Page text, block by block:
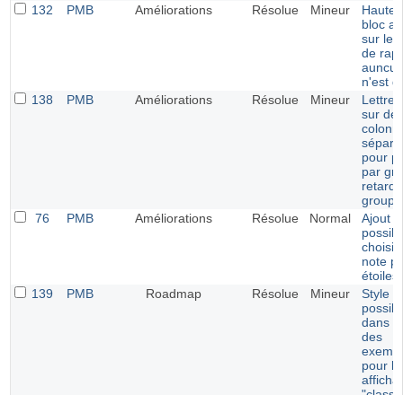
132
PMB Améliorations Résolue Mineur
bloc
sur les
de
n'est
138
PMB Améliorations Résolue Mineur
Lettre
sur
pour
par
groupe
76
PMB Améliorations Résolue Normal
Ajout
choisir
note
étoiles
139
PMB Roadmap Résolue Mineur
Style
dans
des
pour